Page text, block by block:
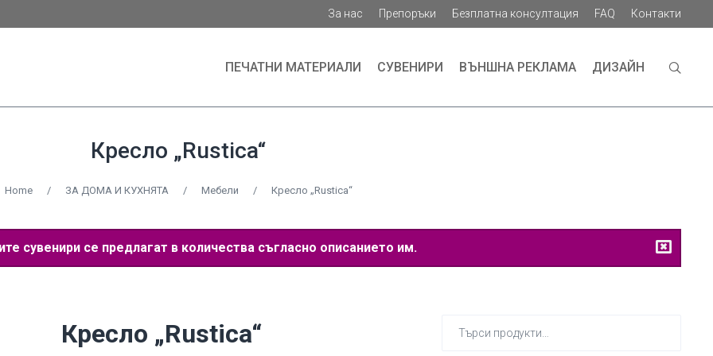
За нас Препоръки Безплатна консултация FAQ Контакти
ПЕЧАТНИ МАТЕРИАЛИ СУВЕНИРИ ВЪНШНА РЕКЛАМА ДИЗАЙН
Кресло „Rustica“
Home / ЗА ДОМА И КУХНЯТА / Мебели / Кресло „Rustica“
сувенири се предлагат в количества съгласно описанието им.
Кресло „Rustica“